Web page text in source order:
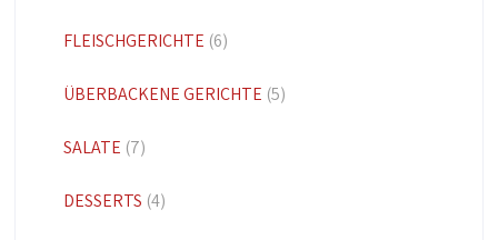
FLEISCHGERICHTE (6)
ÜBERBACKENE GERICHTE (5)
SALATE (7)
DESSERTS (4)